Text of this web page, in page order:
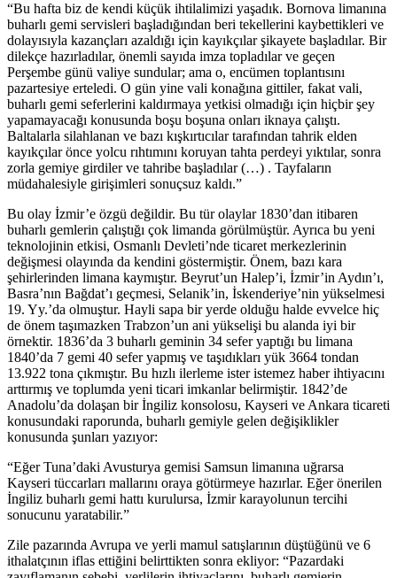
“Bu hafta biz de kendi küçük ihtilalimizi yaşadık. Bornova limanına
buharlı gemi servisleri başladığından beri tekellerini kaybettikleri ve
dolayısıyla kazançları azaldığı için kayıkçılar şikayete başladılar. Bir
dilekçe hazırladılar, önemli sayıda imza topladılar ve geçen
Perşembe günü valiye sundular; ama o, encümen toplantısını
pazartesiye erteledi. O gün yine vali konağına gittiler, fakat vali,
buharlı gemi seferlerini kaldırmaya yetkisi olmadığı için hiçbir şey
yapamayacağı konusunda boşu boşuna onları iknaya çalıştı.
Baltalarla silahlanan ve bazı kışkırtıcılar tarafından tahrik elden
kayıkçılar önce yolcu rıhtımını koruyan tahta perdeyi yıktılar, sonra
zorla gemiye girdiler ve tahribe başladılar (…) . Tayfaların
müdahalesiyle girişimleri sonuçsuz kaldı.”
Bu olay İzmir’e özgü değildir. Bu tür olaylar 1830’dan itibaren
buharlı gemlerin çalıştığı çok limanda görülmüştür. Ayrıca bu yeni
teknolojinin etkisi, Osmanlı Devleti’nde ticaret merkezlerinin
değişmesi olayında da kendini göstermiştir. Önem, bazı kara
şehirlerinden limana kaymıştır. Beyrut’un Halep’i, İzmir’in Aydın’ı,
Basra’nın Bağdat’ı geçmesi, Selanik’in, İskenderiye’nin yükselmesi
19. Yy.’da olmuştur. Hayli sapa bir yerde olduğu halde evvelce hiç
de önem taşımazken Trabzon’un ani yükselişi bu alanda iyi bir
örnektir. 1836’da 3 buharlı geminin 34 sefer yaptığı bu limana
1840’da 7 gemi 40 sefer yapmış ve taşıdıkları yük 3664 tondan
13.922 tona çıkmıştır. Bu hızlı ilerleme ister istemez haber ihtiyacını
arttırmış ve toplumda yeni ticari imkanlar belirmiştir. 1842’de
Anadolu’da dolaşan bir İngiliz konsolosu, Kayseri ve Ankara ticareti
konusundaki raporunda, buharlı gemiyle gelen değişiklikler
konusunda şunları yazıyor:
“Eğer Tuna’daki Avusturya gemisi Samsun limanına uğrarsa
Kayseri tüccarları mallarını oraya götürmeye hazırlar. Eğer önerilen
İngiliz buharlı gemi hattı kurulursa, İzmir karayolunun tercihi
sonucunu yaratabilir.”
Zile pazarında Avrupa ve yerli mamul satışlarının düştüğünü ve 6
ithalatçının iflas ettiğini belirttikten sonra ekliyor: “Pazardaki